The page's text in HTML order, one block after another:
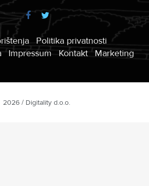
Politika privatnosti
Impressum Kontakt Marketing
2026 / Digitality d.o.o.